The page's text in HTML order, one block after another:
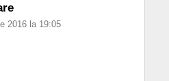
2016 la 19:05